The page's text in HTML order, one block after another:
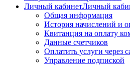
Личный кабинетЛичный
Общая информация
История начислений и
Квитанция на оплату
Данные счетчиков
Оплатить услуги через
Управление подпиской